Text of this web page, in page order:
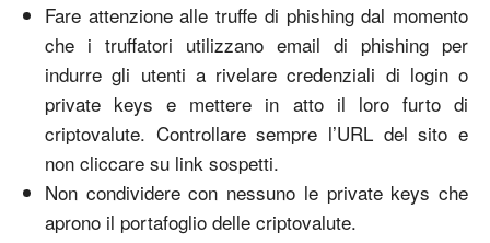
Fare attenzione alle truffe di phishing dal momento
che i truffatori utilizzano email di phishing per
indurre gli utenti a rivelare credenziali di login o
private keys e mettere in atto il loro furto di
criptovalute. Controllare sempre l’URL del sito e
non cliccare su link sospetti.
Non condividere con nessuno le private keys che
aprono il portafoglio delle criptovalute.